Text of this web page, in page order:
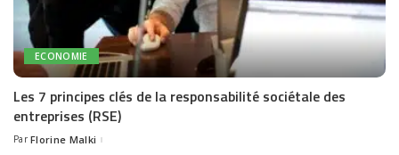
ECONOMIE
Les 7 principes clés de la responsabilité sociétale des
entreprises (RSE)
Posted
Par Florine Malki